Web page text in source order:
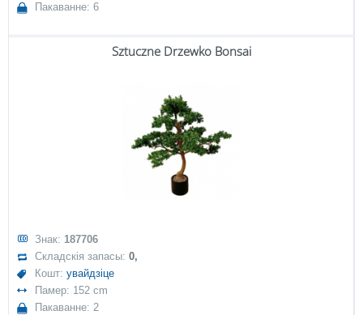
Пакаванне: 6
Sztuczne Drzewko Bonsai
Знак: 187706
Складскія запасы:0,
Кошт:увайдзіце
Памер: 152 cm
Пакаванне: 2